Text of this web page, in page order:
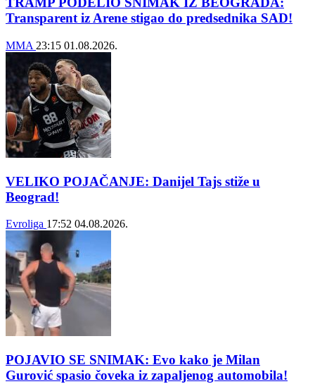
Transparent iz Arene stigao do predsednika SAD!
MMA 23:15 01.08.2026.
VELIKO POJAČANJE: Danijel Tajs stiže u
Beograd!
Evroliga 17:52 04.08.2026.
POJAVIO SE SNIMAK: Evo kako je Milan
Gurović spasio čoveka iz zapaljenog automobila!